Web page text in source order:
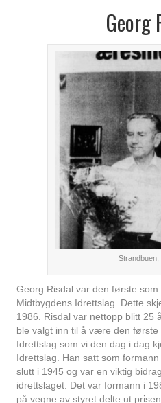
Georg
Strandbuen,
Georg Risdal var den første
Midtbygdens Idrettslag. Dette
1986. Risdal var nettopp blitt 25
ble valgt inn til å være den
Idrettslag som vi den dag i dag
Idrettslag. Han satt som
slutt i 1945 og var en viktig
idrettslaget. Det var formann i
på vegne av styret delte ut